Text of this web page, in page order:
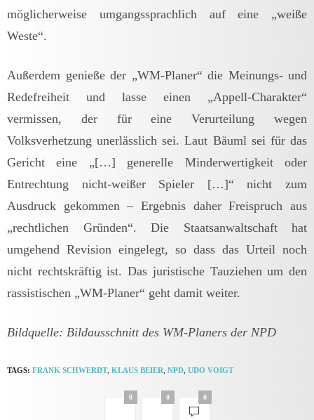
möglicherweise umgangssprachlich auf eine „weiße
Weste“.
Außerdem genieße der „WM-Planer“ die Meinungs- und
Redefreiheit und lasse einen „Appell-Charakter“
vermissen, der für eine Verurteilung wegen
Volksverhetzung unerlässlich sei. Laut Bäuml sei für das
Gericht eine „[…] generelle Minderwertigkeit oder
Entrechtung nicht-weißer Spieler […]“ nicht zum
Ausdruck gekommen – Ergebnis daher Freispruch aus
„rechtlichen Gründen“. Die Staatsanwaltschaft hat
umgehend Revision eingelegt, so dass das Urteil noch
nicht rechtskräftig ist. Das juristische Tauziehen um den
rassistischen „WM-Planer“ geht damit weiter.
Bildquelle: Bildausschnitt des WM-Planers der NPD
TAGS: FRANK SCHWERDT, KLAUS BEIER NPD UDO VOIGT
0 0 0